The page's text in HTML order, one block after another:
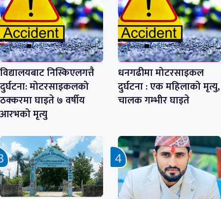
विद्यालयबाट निस्किएलगत्तै
दुर्घटना: मोटरसाइकलको
ठक्करमा घाइते ७ वर्षीय
आरभको मृत्यु
धनगढीमा मोटरसाइकल
दुर्घटना : एक महिलाको मृत्यु,
चालक गम्भीर घाइते